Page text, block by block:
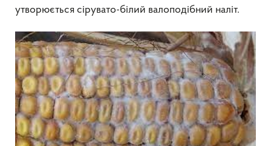
утворюється сірувато-білий валоподібний наліт.